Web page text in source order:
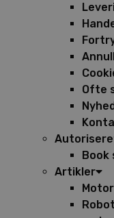
Ofte
Book
Artikler